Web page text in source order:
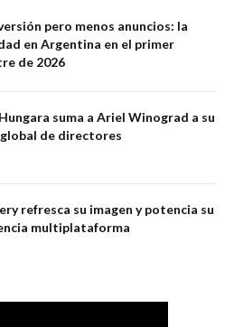
pero menos anuncios: la
en Argentina en el primer
de 2026
suma a Ariel Winograd a su
de directores
refresca su imagen y potencia su
multiplataforma